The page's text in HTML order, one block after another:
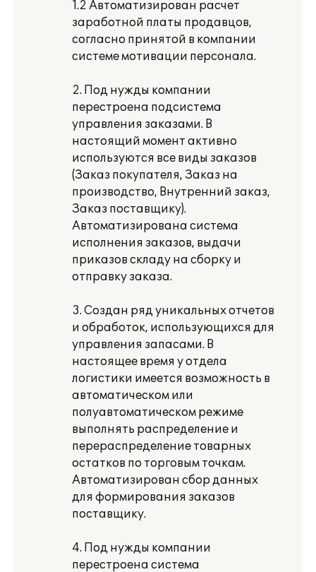
1.2 Автоматизирован расчет
заработной платы продавцов,
согласно принятой в компании
системе мотивации персонала.
2. Под нужды компании
перестроена подсистема
управления заказами. В
настоящий момент активно
используются все виды заказов
(Заказ покупателя, Заказ на
производство, Внутренний заказ,
Заказ поставщику).
Автоматизирована система
исполнения заказов, выдачи
приказов складу на сборку и
отправку заказа.
3. Создан ряд уникальных отчетов
и обработок, использующихся для
управления запасами. В
настоящее время у отдела
логистики имеется возможность в
автоматическом или
полуавтоматическом режиме
выполнять распределение и
перераспределение товарных
остатков по торговым точкам.
Автоматизирован сбор данных
для формирования заказов
поставщику.
4. Под нужды компании
перестроена система